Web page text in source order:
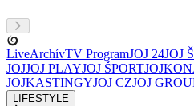
LiveArchívTV ProgramJOJ 24JOJ
JOJJOJ PLAYJOJ ŠPORTJOJKO
JOJKASTINGYJOJ CZJOJ
LIFESTYLE